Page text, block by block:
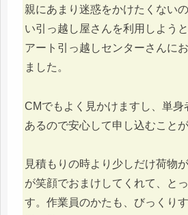
親にあまり迷惑をかけたくない
い引っ越し屋さんを利用しよう
アート引っ越しセンターさんに
ました。
CMでもよく見かけますし、単身
あるので安心して申し込むことが
見積もりの時より少しだけ荷物
が笑顔でおまけしてくれて、と
す。作業員のかたも、びっくり